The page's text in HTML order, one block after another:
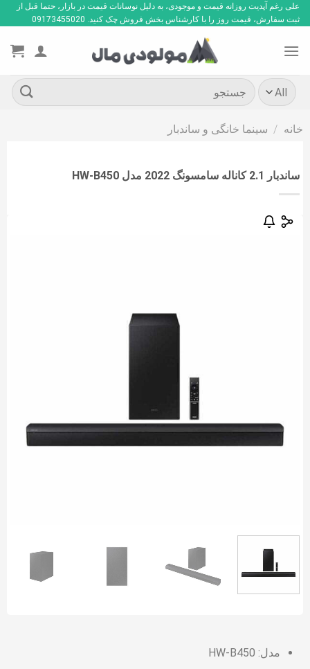
Skip
to
علی رغم آپدیت روزانه قیمت و موجودی، به دلیل نوسانات قیمت در بازار، حتما قبل از
ثبت سفارش، قیمت روز را با کارشناس بخش فروش چک کنید. 09173455020
جستجو
برای:
خانه / سینما خانگی و ساندبار
ساندبار 2.1 کاناله سامسونگ 2022 مدل HW-B450
مدل: HW-B450